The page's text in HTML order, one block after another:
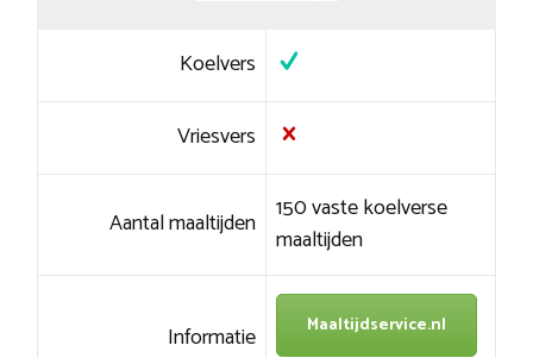
Koelvers
Vriesvers
Aantal maaltijden 150 vaste koelverse
maaltijden
Informatie Maaltijdservice.nl